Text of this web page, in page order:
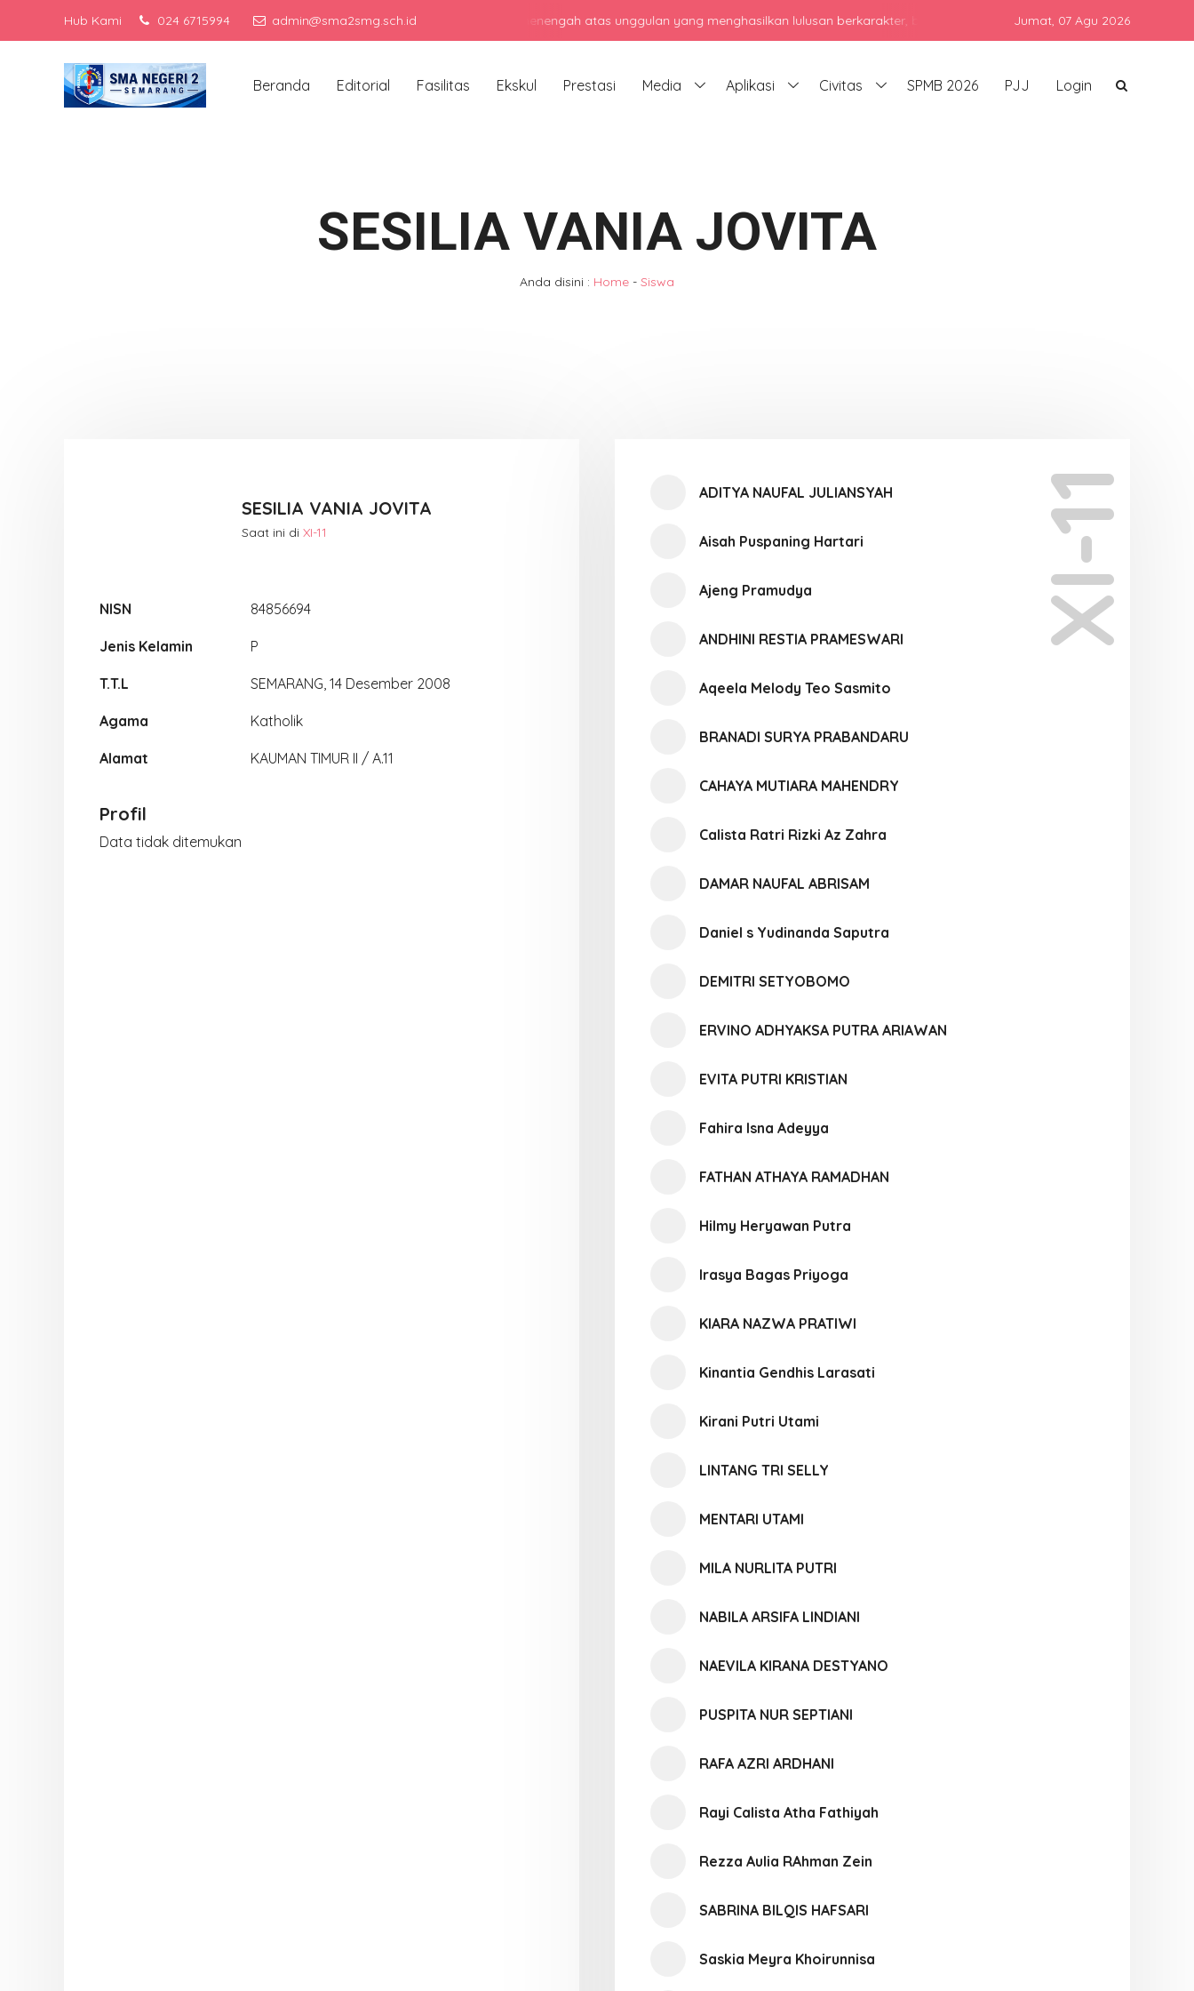
Hub Kami 024 6715994 admin@sma2smg.sch.idMenjadi sekolah menengah atas unggulan yang menghasilkan lulusan berkarakter, berprestasi, dan siap bersaing di era global
Jumat, 07 Agu 2026
Beranda Editorial Fasilitas Ekskul Prestasi Media Aplikasi Civitas SPMB 2026 PJJ Login
SESILIA VANIA JOVITA
Anda disini : Home - Siswa
SESILIA VANIA JOVITA
Saat ini di XI-11
NISN 84856694
Jenis Kelamin P
T.T.L SEMARANG, 14 Desember 2008
Agama Katholik
Alamat KAUMAN TIMUR II / A.11
Profil
Data tidak ditemukan
XI-11
ADITYA NAUFAL JULIANSYAH
Aisah Puspaning Hartari
Ajeng Pramudya
ANDHINI RESTIA PRAMESWARI
Aqeela Melody Teo Sasmito
BRANADI SURYA PRABANDARU
CAHAYA MUTIARA MAHENDRY
Calista Ratri Rizki Az Zahra
DAMAR NAUFAL ABRISAM
Daniel s Yudinanda Saputra
DEMITRI SETYOBOMO
ERVINO ADHYAKSA PUTRA ARIAWAN
EVITA PUTRI KRISTIAN
Fahira Isna Adeyya
FATHAN ATHAYA RAMADHAN
Hilmy Heryawan Putra
Irasya Bagas Priyoga
KIARA NAZWA PRATIWI
Kinantia Gendhis Larasati
Kirani Putri Utami
LINTANG TRI SELLY
MENTARI UTAMI
MILA NURLITA PUTRI
NABILA ARSIFA LINDIANI
NAEVILA KIRANA DESTYANO
PUSPITA NUR SEPTIANI
RAFA AZRI ARDHANI
Rayi Calista Atha Fathiyah
Rezza Aulia RAhman Zein
SABRINA BILQIS HAFSARI
Saskia Meyra Khoirunnisa